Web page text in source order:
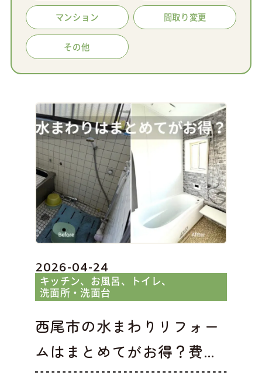
マンション 間取り変更
その他
2026-04-24
キッチン お風呂
トイレ
洗面所・洗面台
西尾市の水まわりリフォー
ムはまとめてがお得？費...